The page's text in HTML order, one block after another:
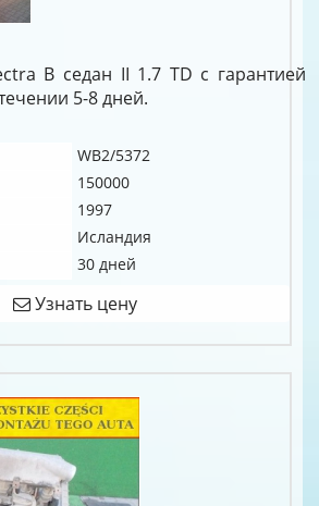
B седан II 1.7 TD c гарантией
5-8 дней.
WB2/5372
150000
1997
Исландия
30 дней
Узнать цену